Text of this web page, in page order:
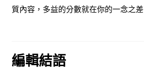
質內容，多益的分數就在你的一念之差
編輯結語